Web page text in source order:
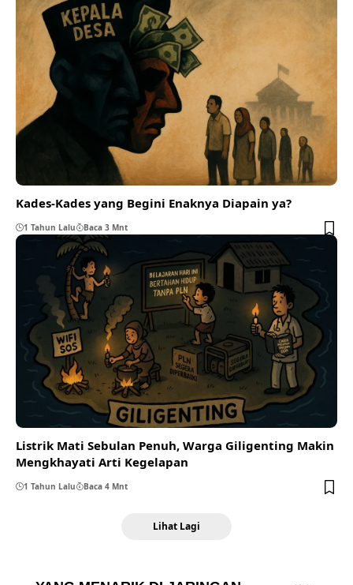
Kades-Kades yang Begini Enaknya Diapain ya?
1 Tahun Lalu Baca 3 Mnt
Listrik Mati Sebulan Penuh, Warga Giligenting Makin
Mengkhayati Arti Kegelapan
1 Tahun Lalu Baca 4 Mnt
Lihat Lagi